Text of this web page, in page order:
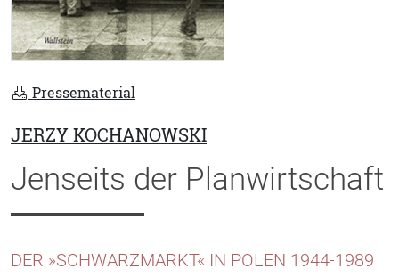
Pressematerial
JERZY KOCHANOWSKI
Jenseits der Planwirtschaft
DER »SCHWARZMARKT« IN POLEN 1944-1989